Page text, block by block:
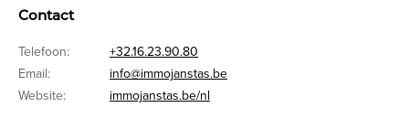
Contact
Telefoon:
+32.16.23.90.80
Email:
info@immojanstas.be
Website:
immojanstas.be/nl